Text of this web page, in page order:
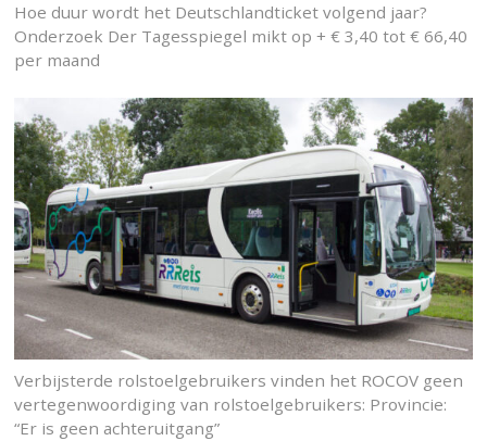
Hoe duur wordt het Deutschlandticket volgend jaar?
Onderzoek Der Tagesspiegel mikt op + € 3,40 tot € 66,40
per maand
Verbijsterde rolstoelgebruikers vinden het ROCOV geen
vertegenwoordiging van rolstoelgebruikers: Provincie:
“Er is geen achteruitgang”